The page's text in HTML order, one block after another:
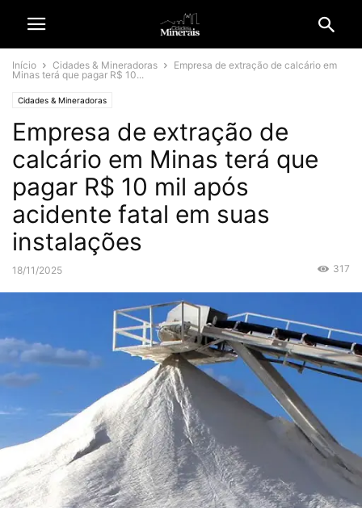
Início Cidades & Mineradoras
Empresa de extração de calcário em
Minas terá que pagar R$ 10...
Cidades & Mineradoras
Empresa de extração de
calcário em Minas terá que
pagar R$ 10 mil após
acidente fatal em suas
instalações
18/11/2025 317